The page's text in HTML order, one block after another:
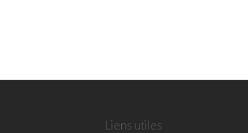
Liens utiles